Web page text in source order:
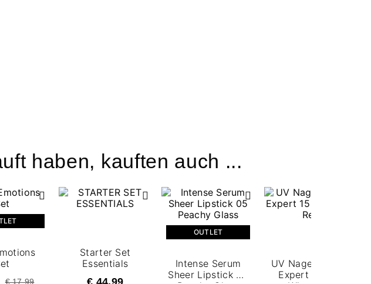
haben, kauften auch ...
€ 17,99
Starter Set
Essentials
€ 44,99
OUTLET
Intense Serum
Sheer Lipstick 05
UV Nagellack NN
Expert 15 ml -